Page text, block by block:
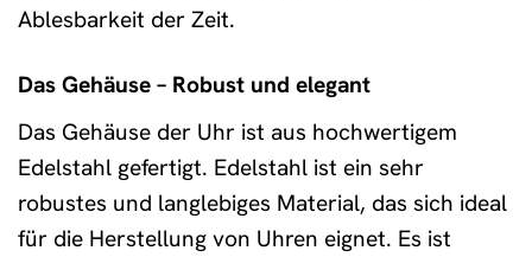
Ablesbarkeit der Zeit.
Das Gehäuse – Robust und elegant
Das Gehäuse der Uhr ist aus hochwertigem
Edelstahl gefertigt. Edelstahl ist ein sehr
robustes und langlebiges Material, das sich ideal
für die Herstellung von Uhren eignet. Es ist